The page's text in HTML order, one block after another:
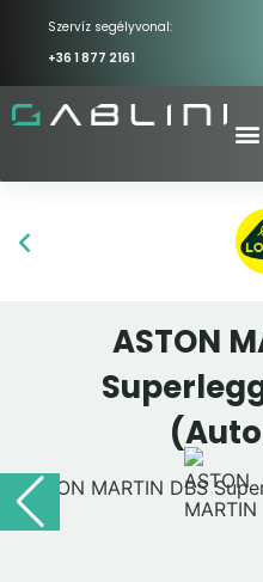
Szervíz segélyvonal:
+36 1 877 2161
ASTON